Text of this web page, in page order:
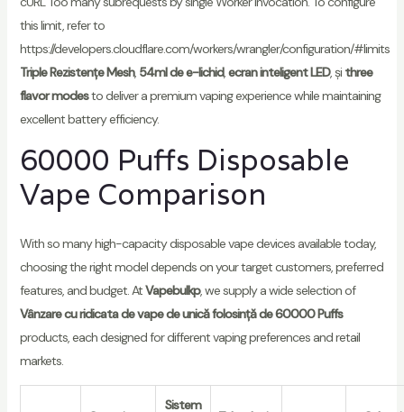
this limit, refer to
https://developers.cloudflare.com/workers/wrangler/configuration/#limits
Triple Rezistențe Mesh, 54ml de e-lichid, ecran inteligent LED, și three
flavor modesto deliver a premium vaping experience while maintaining
excellent battery efficiency.
60000 Puffs Disposable
Vape Comparison
With so many high-capacity disposable vape devices available today,
choosing the right model depends on your target customers, preferred
features, and budget. AtVapebulkp, we supply a wide selection of
Vânzare cu ridicata de vape de unică folosință de 60000 Puffs
products, each designed for different vaping preferences and retail
markets.
Sistem